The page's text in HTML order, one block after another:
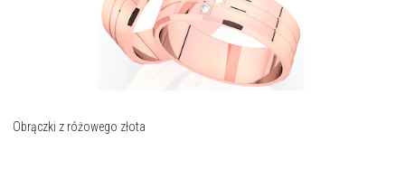
Obrączki z różowego złota